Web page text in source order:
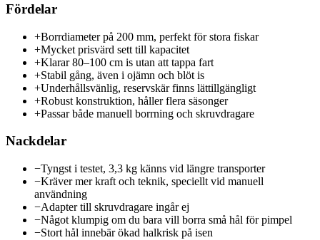
Fördelar
+Borrdiameter på 200 mm, perfekt för stora fiskar
+Mycket prisvärd sett till kapacitet
+Klarar 80–100 cm is utan att tappa fart
+Stabil gång, även i ojämn och blöt is
+Underhållsvänlig, reservskär finns lättillgängligt
+Robust konstruktion, håller flera säsonger
+Passar både manuell borrning och skruvdragare
Nackdelar
−Tyngst i testet, 3,3 kg känns vid längre transporter
−Kräver mer kraft och teknik, speciellt vid manuell
användning
−Adapter till skruvdragare ingår ej
−Något klumpig om du bara vill borra små hål för pimpel
−Stort hål innebär ökad halkrisk på isen